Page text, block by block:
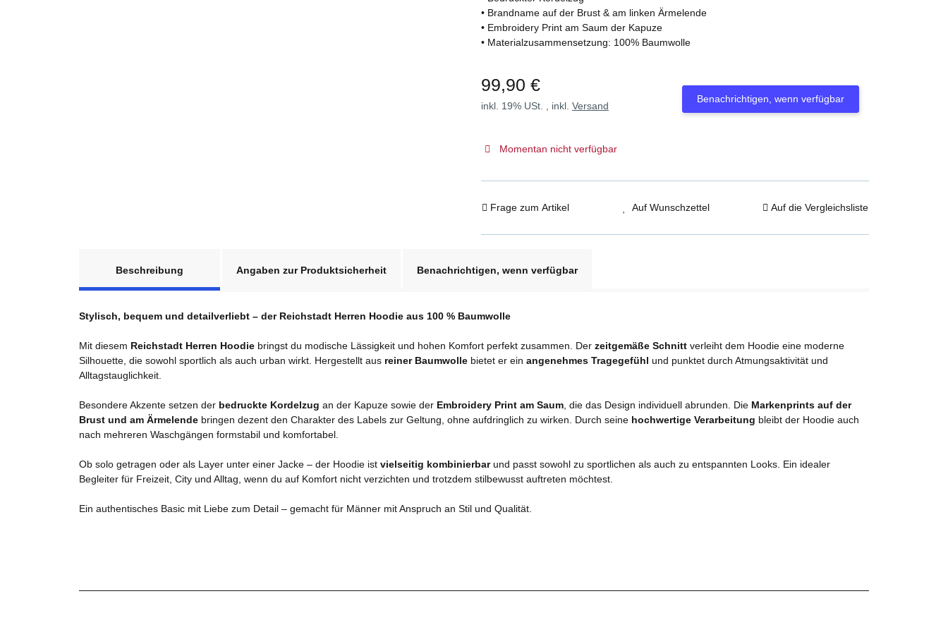
• Brandname auf der Brust & am linken Ärmelende
• Embroidery Print am Saum der Kapuze
• Materialzusammensetzung: 100% Baumwolle
99,90 €
inkl. 19% USt. , inkl. Versand
Momentan nicht verfügbar
Benachrichtigen, wenn verfügbar
Frage zum Artikel Auf Wunschzettel Auf die Vergleichsliste
Beschreibung
Angaben zur Produktsicherheit Benachrichtigen, wenn verfügbar
Stylisch, bequem und detailverliebt – der Reichstadt Herren Hoodie aus 100 % Baumwolle
Mit diesem Reichstadt Herren Hoodie bringst du modische Lässigkeit und hohen Komfort perfekt zusammen. Der zeitgemäße Schnitt verleiht dem Hoodie eine moderne
Silhouette, die sowohl sportlich als auch urban wirkt. Hergestellt aus reiner Baumwolle bietet er ein angenehmes Tragegefühl und punktet durch Atmungsaktivität und
Alltagstauglichkeit.
Besondere Akzente setzen der bedruckte Kordelzug an der Kapuze sowie der Embroidery Print am Saum , die das Design individuell abrunden. Die Markenprints auf der
Brust und am Ärmelende bringen dezent den Charakter des Labels zur Geltung, ohne aufdringlich zu wirken. Durch seine hochwertige Verarbeitung bleibt der Hoodie auch
nach mehreren Waschgängen formstabil und komfortabel.
Ob solo getragen oder als Layer unter einer Jacke – der Hoodie ist vielseitig kombinierbarund passt sowohl zu sportlichen als auch zu entspannten Looks. Ein idealer
Begleiter für Freizeit, City und Alltag, wenn du auf Komfort nicht verzichten und trotzdem stilbewusst auftreten möchtest.
Ein authentisches Basic mit Liebe zum Detail – gemacht für Männer mit Anspruch an Stil und Qualität.